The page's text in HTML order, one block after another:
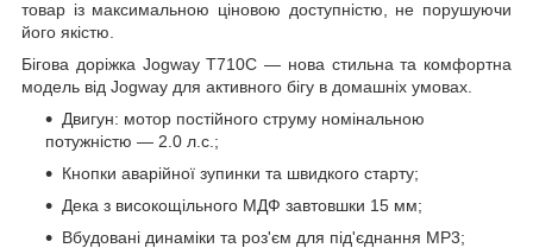
товар із максимальною ціновою доступністю, не порушуючи
його якістю.
Бігова доріжка Jogway T710С — нова стильна та комфортна
модель від Jogway для активного бігу в домашніх умовах.
Двигун: мотор постійного струму номінальною
потужністю — 2.0 л.с.;
Кнопки аварійної зупинки та швидкого старту;
Дека з високощільного МДФ завтовшки 15 мм;
Вбудовані динаміки та роз'єм для під'єднання MP3;